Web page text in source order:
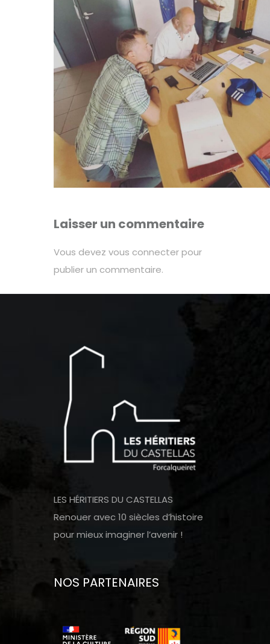
Laisser un commentaire
Vous devez vous connecterpour
publier un commentaire.
LES HÉRITIERS DU CASTELLAS
Renouer avec 10 siècles d’histoire
pour mieux imaginer l’avenir !
NOS PARTENAIRES